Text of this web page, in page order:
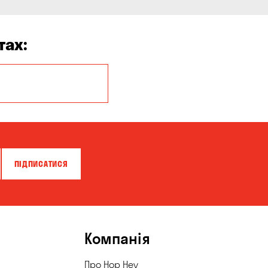
Буча
Горішні Плавні
ПІДПИСАТИСЯ
Компанія
Про Hop Hey